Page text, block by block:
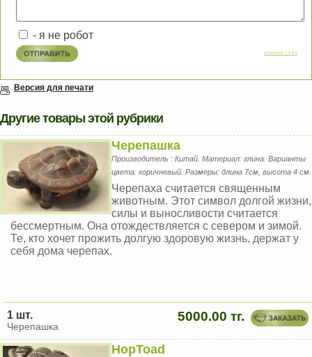
- я не робот
eComment v.1.8.0
Версия для печати
Другие товары этой рубрики
Черепашка
Производитель : Китай. Материал: глина. Варианты
цвета: коричневый. Размеры: длина 7см, высота 4 см.
Черепаха считается священным
животным. Этот символ долгой жизни,
силы и выносливости считается
бессмертным. Она отождествляется с севером и зимой.
Те, кто хочет прожить долгую здоровую жизнь, держат у
себя дома черепах.
5000.00 тг.
1 шт.
Черепашка
HopToad